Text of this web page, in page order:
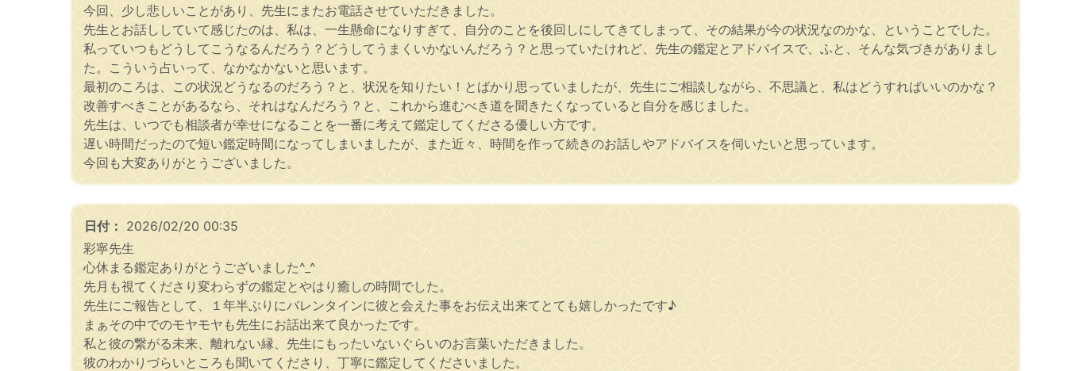
今回、少し悲しいことがあり、先生にまたお電話させていただきました。
先生とお話ししていて感じたのは、私は、一生懸命になりすぎて、自分のことを後回しにしてきてしまって、その結果が今の状況なのかな、ということでした。
私っていつもどうしてこうなるんだろう？どうしてうまくいかないんだろう？と思っていたけれど、先生の鑑定とアドバイスで、ふと、そんな気づきがありまし
た。こういう占いって、なかなかないと思います。
最初のころは、この状況どうなるのだろう？と、状況を知りたい！とばかり思っていましたが、先生にご相談しながら、不思議と、私はどうすればいいのかな？
改善すべきことがあるなら、それはなんだろう？と、これから進むべき道を聞きたくなっていると自分を感じました。
先生は、いつでも相談者が幸せになることを一番に考えて鑑定してくださる優しい方です。
遅い時間だったので短い鑑定時間になってしまいましたが、また近々、時間を作って続きのお話しやアドバイスを伺いたいと思っています。
今回も大変ありがとうございました。
日付： 2026/02/20 00:35
彩寧先生
心休まる鑑定ありがとうございました^_^
先月も視てくださり変わらずの鑑定とやはり癒しの時間でした。
先生にご報告として、１年半ぶりにバレンタインに彼と会えた事をお伝え出来てとても嬉しかったです♪
まぁその中でのモヤモヤも先生にお話出来て良かったです。
私と彼の繋がる未来、離れない縁、先生にもったいないぐらいのお言葉いただきました。
彼のわかりづらいところも聞いてくださり、丁寧に鑑定してくださいました。